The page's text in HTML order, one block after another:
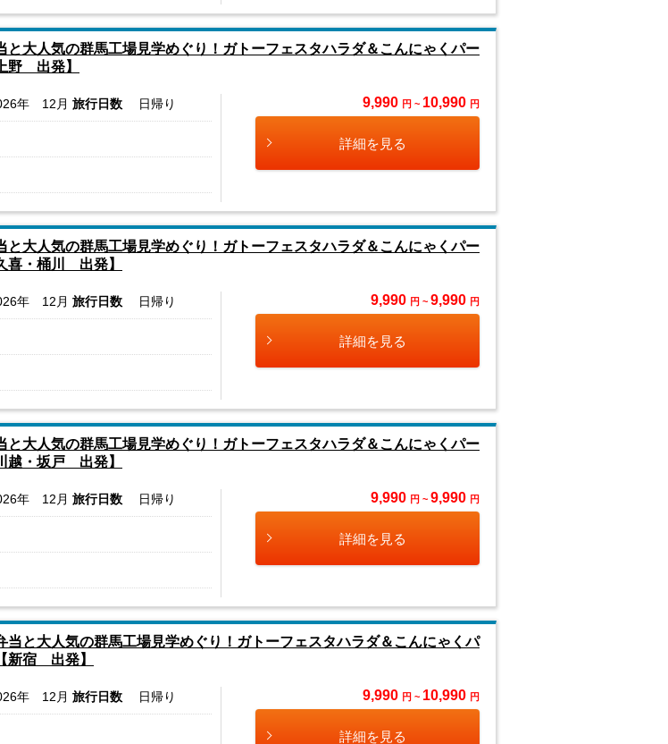
と大人気の群馬工場見学めぐり！ガトーフェスタハラダ＆こんにゃくパー
野 出発】
年 12月 旅行日数 日帰り 9,990 円 ~ 10,990 円
詳細を見る
と大人気の群馬工場見学めぐり！ガトーフェスタハラダ＆こんにゃくパー
喜・桶川 出発】
年 12月 旅行日数 日帰り 9,990 円 ~ 9,990 円
詳細を見る
と大人気の群馬工場見学めぐり！ガトーフェスタハラダ＆こんにゃくパー
越・坂戸 出発】
年 12月 旅行日数 日帰り 9,990 円 ~ 9,990 円
詳細を見る
当と大人気の群馬工場見学めぐり！ガトーフェスタハラダ＆こんにゃくパ
新宿 出発】
年 12月 旅行日数 日帰り 9,990 円 ~ 10,990 円
詳細を見る